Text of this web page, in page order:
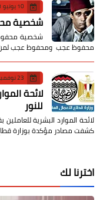
10 يونيو 2021
شخصية
شخصية
محفوظ عجب ومحفوظ عجب لمن
23 نوفمبر 2022
لائحة
للنور
لائحة الموارد البشرية
كشفت مصادر مؤكدة بوزارة
اخترنا لك